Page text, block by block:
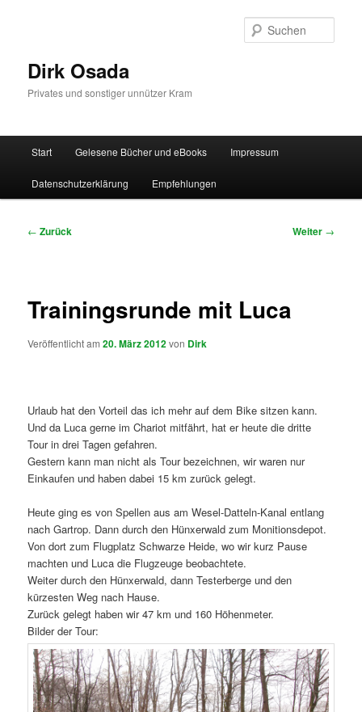
Dirk Osada
Privates und sonstiger unnützer Kram
Start Gelesene Bücher und eBooks Impressum
Datenschutzerklärung Empfehlungen
Beitragsnavigation
← Zurück Weiter →
Trainingsrunde mit Luca
Veröffentlicht am20. März 2012von Dirk
Urlaub hat den Vorteil das ich mehr auf dem Bike sitzen kann.
Und da Luca gerne im Chariot mitfährt, hat er heute die dritte
Tour in drei Tagen gefahren.
Gestern kann man nicht als Tour bezeichnen, wir waren nur
Einkaufen und haben dabei 15 km zurück gelegt.
Heute ging es von Spellen aus am Wesel-Datteln-Kanal entlang
nach Gartrop. Dann durch den Hünxerwald zum Monitionsdepot.
Von dort zum Flugplatz Schwarze Heide, wo wir kurz Pause
machten und Luca die Flugzeuge beobachtete.
Weiter durch den Hünxerwald, dann Testerberge und den
kürzesten Weg nach Hause.
Zurück gelegt haben wir 47 km und 160 Höhenmeter.
Bilder der Tour: